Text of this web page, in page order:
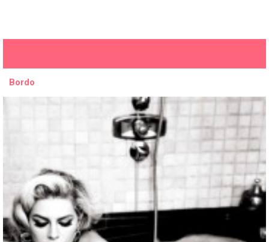
Bordo